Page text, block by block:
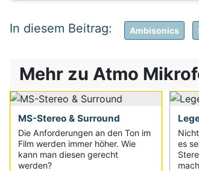
Ambisonics
Mehr zu Atmo
MS-Stereo & Surround
Die Anforderungen an den Ton im
Film werden immer höher. Wie
kann man diesen gerecht
werden?
es